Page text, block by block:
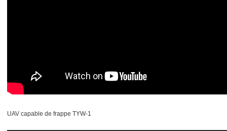
UAV capable de frappe TYW-1